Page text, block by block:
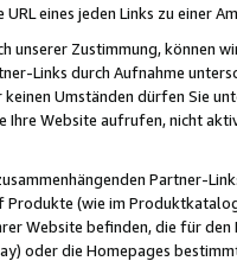
eines jeden Links zu einer
unserer Zustimmung, können
Links durch Aufnahme
Umständen dürfen Sie
Ihre Website aufrufen, nicht
Partner-
Produkte (wie im
Website befinden, die für
oder die Homepages